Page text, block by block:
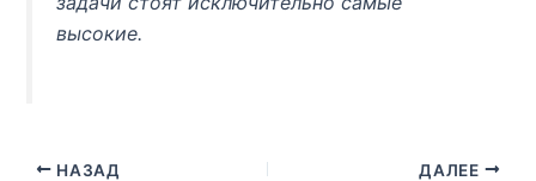
высокие.
НАЗАД ДАЛЕЕ